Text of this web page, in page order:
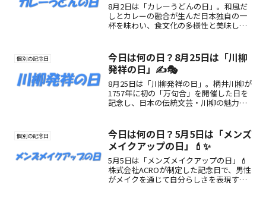
8月2日は「カレーうどんの日」。和風だ
しとカレーの融合が生んだ日本独自の一
杯を味わい、食文化の多様性と美味しさ
個別の記念日
今日は何の日？8月25日は「川柳
発祥の日」✍️🎭
8月25日は「川柳発祥の日」。柄井川柳が
1757年に初の「万句合」を開催した日を
記念し、日本の伝統文芸・川柳の魅力と
個別の記念日
今日は何の日？5月5日は「メンズ
メイクアップの日」💄✨
5月5日は「メンズメイクアップの日」💄
株式会社ACROが制定した記念日で、男性
がメイクを通じて自分らしさを表現する